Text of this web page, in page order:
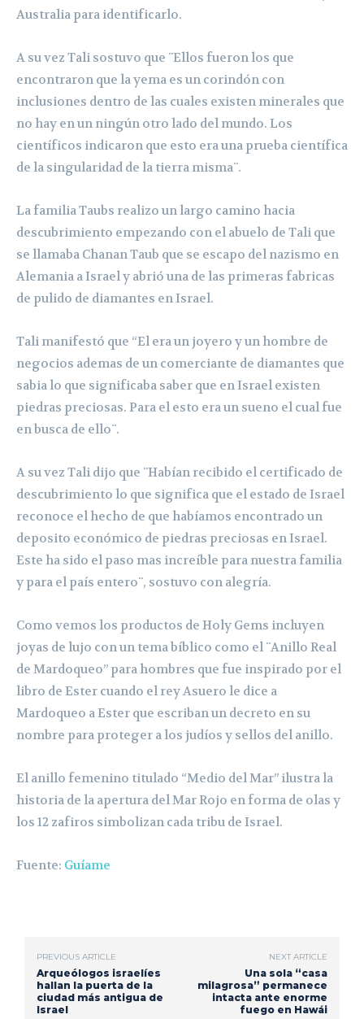
Australia para identificarlo.
A su vez Tali sostuvo que ¨Ellos fueron los que
encontraron que la yema es un corindón con
inclusiones dentro de las cuales existen minerales que
no hay en un ningún otro lado del mundo. Los
científicos indicaron que esto era una prueba científica
de la singularidad de la tierra misma¨.
La familia Taubs realizo un largo camino hacia
descubrimiento empezando con el abuelo de Tali que
se llamaba Chanan Taub que se escapo del nazismo en
Alemania a Israel y abrió una de las primeras fabricas
de pulido de diamantes en Israel.
Tali manifestó que “El era un joyero y un hombre de
negocios ademas de un comerciante de diamantes que
sabia lo que significaba saber que en Israel existen
piedras preciosas. Para el esto era un sueno el cual fue
en busca de ello¨.
A su vez Tali dijo que ¨Habían recibido el certificado de
descubrimiento lo que significa que el estado de Israel
reconoce el hecho de que habíamos encontrado un
deposito económico de piedras preciosas en Israel.
Este ha sido el paso mas increíble para nuestra familia
y para el país entero¨, sostuvo con alegría.
Como vemos los productos de Holy Gems incluyen
joyas de lujo con un tema bíblico como el ¨Anillo Real
de Mardoqueo” para hombres que fue inspirado por el
libro de Ester cuando el rey Asuero le dice a
Mardoqueo a Ester que escriban un decreto en su
nombre para proteger a los judíos y sellos del anillo.
El anillo femenino titulado “Medio del Mar” ilustra la
historia de la apertura del Mar Rojo en forma de olas y
los 12 zafiros simbolizan cada tribu de Israel.
Fuente: Guíame
PREVIOUS ARTICLE
Arqueólogos israelíes
hallan la puerta de la
ciudad más antigua de
Israel
NEXT ARTICLE
Una sola “casa
milagrosa” permanece
intacta ante enorme
fuego en Hawái